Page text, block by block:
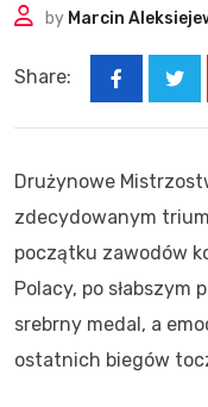
by Marcin
Share:
Drużynowe
zdecydowanym
początku zawodów
Polacy, po słabszym
srebrny medal, a
ostatnich biegów